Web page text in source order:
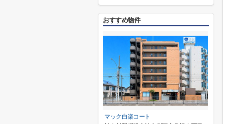
おすすめ物件
マック白楽コート